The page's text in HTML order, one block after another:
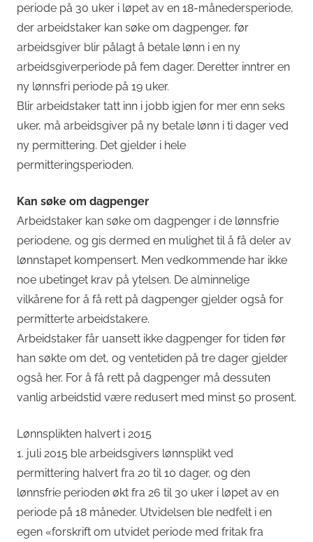
periode på 30 uker i løpet av en 18-månedersperiode,
der arbeidstaker kan søke om dagpenger, før
arbeidsgiver blir pålagt å betale lønn i en ny
arbeidsgiverperiode på fem dager. Deretter inntrer en
ny lønnsfri periode på 19 uker.
Blir arbeidstaker tatt inn i jobb igjen for mer enn seks
uker, må arbeidsgiver på ny betale lønn i ti dager ved
ny permittering. Det gjelder i hele
permitteringsperioden.
Kan søke om dagpenger
Arbeidstaker kan søke om dagpenger i de lønnsfrie
periodene, og gis dermed en mulighet til å få deler av
lønnstapet kompensert. Men vedkommende har ikke
noe ubetinget krav på ytelsen. De alminnelige
vilkårene for å få rett på dagpenger gjelder også for
permitterte arbeidstakere.
Arbeidstaker får uansett ikke dagpenger for tiden før
han søkte om det, og ventetiden på tre dager gjelder
også her. For å få rett på dagpenger må dessuten
vanlig arbeidstid være redusert med minst 50 prosent.
Lønnsplikten halvert i 2015
1. juli 2015 ble arbeidsgivers lønnsplikt ved
permittering halvert fra 20 til 10 dager, og den
lønnsfrie perioden økt fra 26 til 30 uker i løpet av en
periode på 18 måneder. Utvidelsen ble nedfelt i en
egen «forskrift om utvidet periode med fritak fra